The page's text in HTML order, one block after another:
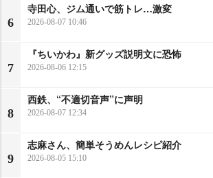
6
寺田心、ジム通いで筋トレ…激変
2026-08-07 10:46
7
『ちいかわ』新グッズ説明文に恐怖
2026-08-06 12:15
8
西鉄、“不適切音声”に声明
2026-08-07 12:34
9
志麻さん、簡単そうめんレシピ紹介
2026-08-05 15:10